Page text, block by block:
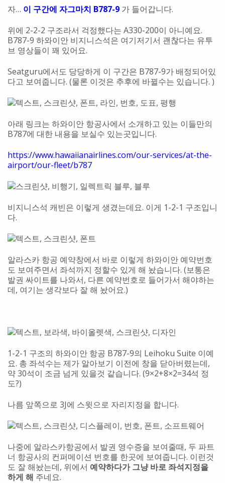
자… 이 구간에 자그마치 B787-9 가 들어갑니다.
위에 2-2-2 구조라서 걱정했다는 A330-200이 아니예요.
B787-9 하와이안 비지니스석은 여기저기서 괜찮다는 유투
브 영상들이 꽤 있어요.
Seatguru에서도 당당하게 이 구간은 B787-9가 배정되어있
다고 보여줍니다. (물론 이것은 추후에 바뀔수는 있습니다. )
아래 링크는 하와이안 항공사에서 소개하고 있는 이들만의
B787에 대한 내용을 보실수 있는곳입니다.
https://www.hawaiianairlines.com/our-services/at-the-
airport/our-fleet/b787
비지니스석 캐빈은 이렇게 생겼는데요. 이게 1-2-1 구조입니
다.
알라스카 항공 예약창에서 바로 이렇게 하와이안 예약번호
도 보여주면서 좌석까지 정할수 있게 해 놨습니다. (보통은
발권 싸이트를 나와서, 다른 예약번호로 들어가서 해야하는
데, 여기는 생각보다 잘 해 놨어요.)
1-2-1 구조의 하와이안 항공 B787-9의 Leihoku Suite 이예
요. 총 좌석수는 제가 알아보기 이전에 창을 닫아버렸는데,
약 30석이 조금 넘게 있을것 같습니다. (9×2+8×2=34석 정
도?)
나름 앞쪽으로 3J에 스윗으로 자리지정을 합니다.
나중에 알라스카항공에서 발권 영수증을 보여줄때, 두 파트
너 항공사의 컨퍼메이션 번호를 한곳에 보여줍니다. 이런것
도 잘 해놨는데, 위에서 예약하다가 그냥 바로 좌석지정을
하게 해 주네요.